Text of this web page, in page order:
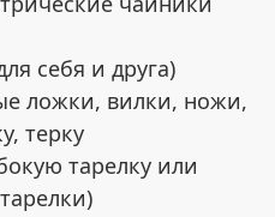
себя и друга)
ложки, вилки, ножи,
терку
тарелку или